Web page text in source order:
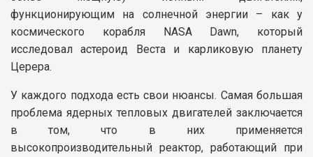
функционирующим на солнечной энергии – как у
космического корабля NASA Dawn, который
исследовал астероид Веста и карликовую планету
Церера.
У каждого подхода есть свои нюансы. Самая большая
проблема ядерных тепловых двигателей заключается
в том, что в них применяется
высокопроизводительный реактор, работающий при